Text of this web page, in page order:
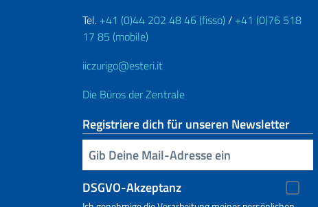
Tel. +41 (0)44 202 48 46 (fisso) / +41 (0)76 518
17 85 (mobile)
iiczurigo@esteri.it
Die Büros der Zentrale
Registriere dich für unseren Newsletter
Geben Sie Ihre E-Mail ein
DSGVO-Akzeptanz